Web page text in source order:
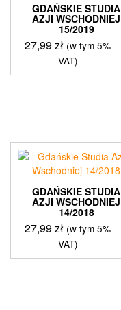
GDAŃSKIE STUDIA
AZJI WSCHODNIEJ
15/2019
27,99zł (w tym 5%
VAT)
GDAŃSKIE STUDIA
AZJI WSCHODNIEJ
14/2018
27,99zł (w tym 5%
VAT)